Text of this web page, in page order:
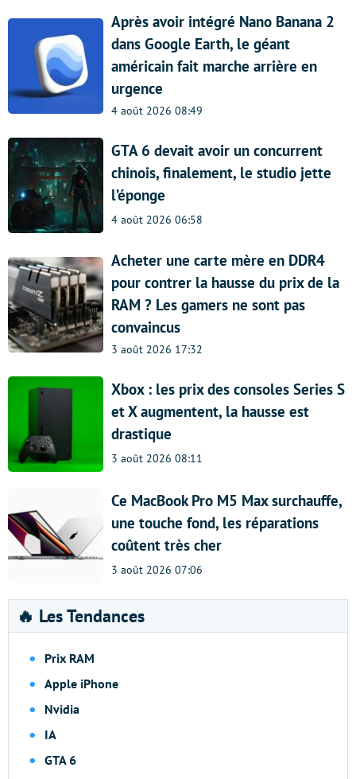
Après avoir intégré Nano Banana 2
dans Google Earth, le géant
américain fait marche arrière en
urgence
4 août 2026 08:49
GTA 6 devait avoir un concurrent
chinois, finalement, le studio jette
l’éponge
4 août 2026 06:58
Acheter une carte mère en DDR4
pour contrer la hausse du prix de la
RAM ? Les gamers ne sont pas
convaincus
3 août 2026 17:32
Xbox : les prix des consoles Series S
et X augmentent, la hausse est
drastique
3 août 2026 08:11
Ce MacBook Pro M5 Max surchauffe,
une touche fond, les réparations
coûtent très cher
3 août 2026 07:06
🔥 Les Tendances
Prix RAM
Apple iPhone
Nvidia
IA
GTA 6